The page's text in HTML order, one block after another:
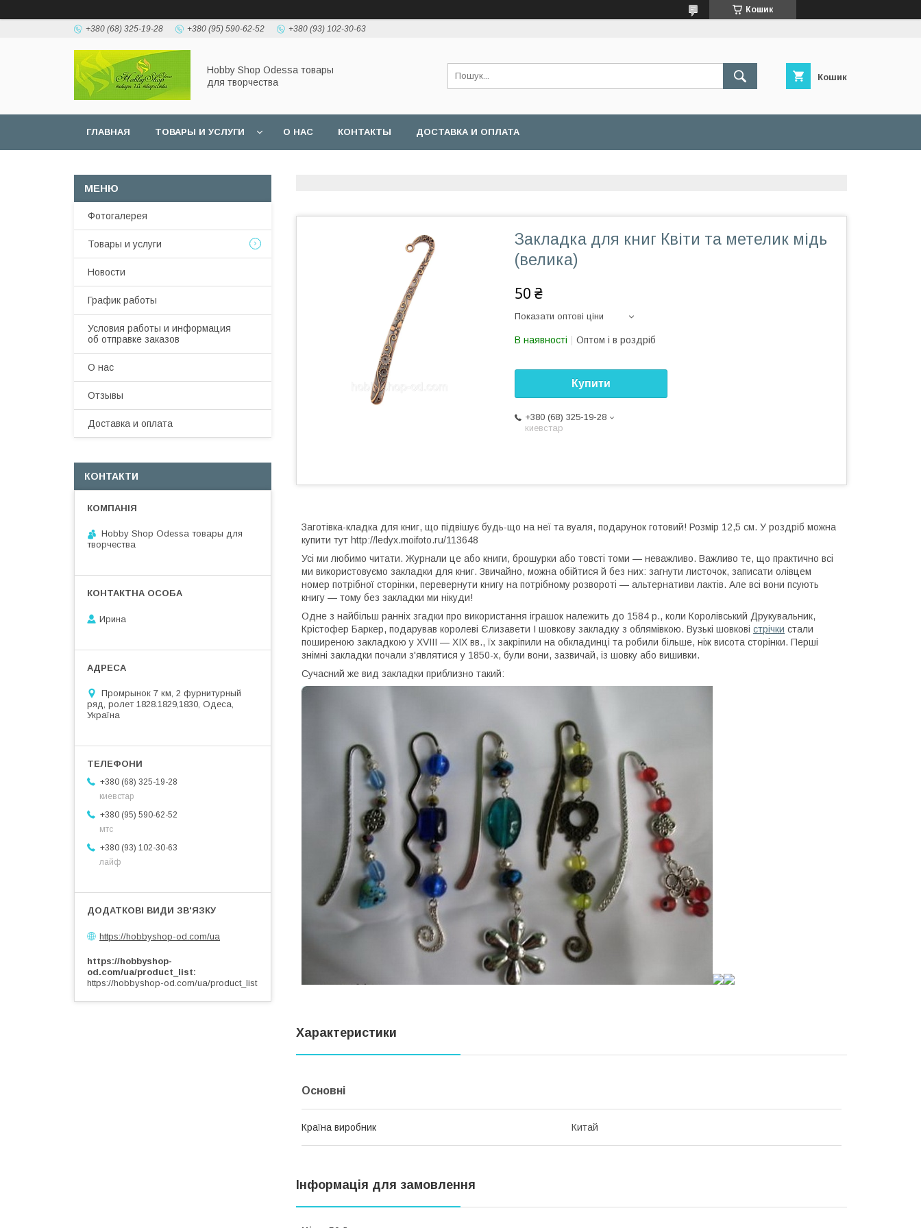
Кошик
+380 (68) 325-19-28 +380 (95) 590-62-52 +380 (93) 102-30-63
Hobbу Shop Odessa товары
для творчества
Кошик
ГЛАВНАЯ ТОВАРЫ И УСЛУГИ О НАС КОНТАКТЫ ДОСТАВКА И ОПЛАТА
Закладка для книг Квіти та метелик мідь
(велика)
50 ₴
Показати оптові ціни
В наявності Оптом і в роздріб
Купити
+380 (68) 325-19-28
киевстар
Заготівка-кладка для книг, що підвішує будь-що на неї та вуаля, подарунок готовий! Розмір 12,5 см. У роздріб можна
купити тут http://ledyx.moifoto.ru/113648
Усі ми любимо читати. Журнали це або книги, брошурки або товсті томи — неважливо. Важливо те, що практично всі
ми використовуємо закладки для книг. Звичайно, можна обійтися й без них: загнути листочок, записати олівцем
номер потрібної сторінки, перевернути книгу на потрібному розвороті — альтернативи лактів. Але всі вони псують
книгу — тому без закладки ми нікуди!
Одне з найбільш ранніх згадки про використання іграшок належить до 1584 р., коли Королівський Друкувальник,
Крістофер Баркер, подарував королеві Єлизавети I шовкову закладку з облямівкою. Вузькі шовкові стрічки стали
поширеною закладкою у XVIII — XIX вв., їх закріпили на обкладинці та робили більше, ніж висота сторінки. Перші
знімні закладки почали з'являтися у 1850-х, були вони, зазвичай, із шовку або вишивки.
Сучасний же вид закладки приблизно такий:
Характеристики
Основні
Країна виробник Китай
Інформація для замовлення
Фотогалерея
Товары и услуги
Новости
График работы
Условия работы и информация
об отправке заказов
О нас
Отзывы
Доставка и оплата
КОНТАКТИ
Hobby Shop Odessa товары для
творчества
Ирина
Промрынок 7 км, 2 фурнитурный
ряд, ролет 1828.1829,1830, Одеса,
Україна
+380 (68) 325-19-28
киевстар
+380 (95) 590-62-52
мтс
+380 (93) 102-30-63
лайф
https://hobbyshop-od.com/ua
https://hobbyshop-
od.com/ua/product_list
https://hobbyshop-od.com/ua/product_list